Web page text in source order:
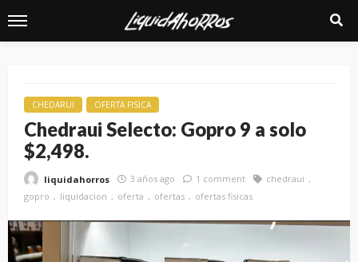
CHEDARUI OFERTA FISICA
Chedraui Selecto: Gopro 9 a solo
$2,498.
liquidahorros 3 años ago 1 comment
chedraui
gopro
liquidacion oferta ofertas ofertas fisicas